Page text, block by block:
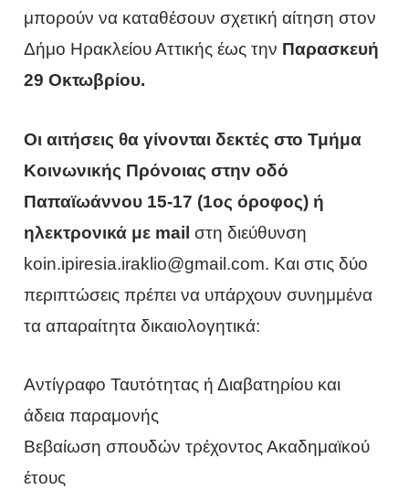
μπορούν να καταθέσουν σχετική αίτηση στον
Δήμο Ηρακλείου Αττικής έως την Παρασκευή
29 Οκτωβρίου.
Οι αιτήσεις θα γίνονται δεκτές στο Τμήμα
Κοινωνικής Πρόνοιας στην οδό
Παπαϊωάννου 15-17 (1ος όροφος) ή
ηλεκτρονικά με mail στη διεύθυνση
koin.ipiresia.iraklio@gmail.com. Και στις δύο
περιπτώσεις πρέπει να υπάρχουν συνημμένα
τα απαραίτητα δικαιολογητικά:
Αντίγραφο Ταυτότητας ή Διαβατηρίου και
άδεια παραμονής
Βεβαίωση σπουδών τρέχοντος Ακαδημαϊκού
έτους